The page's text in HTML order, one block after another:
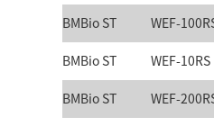
BMBio ST WEF-
BMBio ST WEF-10RS
BMBio ST WEF-